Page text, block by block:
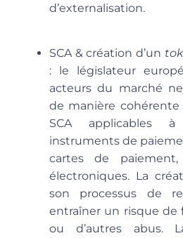
d’externalisation.
SCA & création d’un
: le législateur
acteurs du marché
de manière cohérente
SCA applicables à
instruments de
cartes de
électroniques. La
son processus de
entraîner un risque de
ou d’autres abus.